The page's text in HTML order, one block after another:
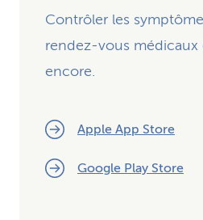
Contrôler les
rendez-vous médicaux
encore.
Apple App Store
Google Play Store